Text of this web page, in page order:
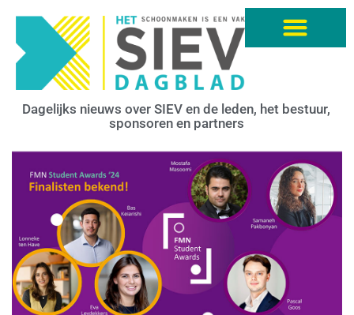
Dagelijks nieuws over SIEV en de leden, het bestuur,
sponsoren en partners